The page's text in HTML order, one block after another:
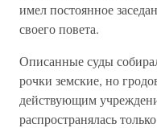
имел постоянное
своего повета.
Описанные суды
рочки земские, но
действующим
распространялась